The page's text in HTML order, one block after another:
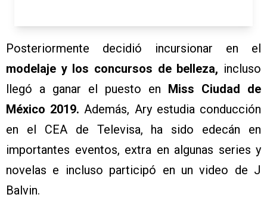
Posteriormente decidió incursionar en el
modelaje y los concursos de belleza, incluso
llegó a ganar el puesto en Miss Ciudad de
México 2019. Además, Ary estudia conducción
en el CEA de Televisa, ha sido edecán en
importantes eventos, extra en algunas series y
novelas e incluso participó en un video de J
Balvin.